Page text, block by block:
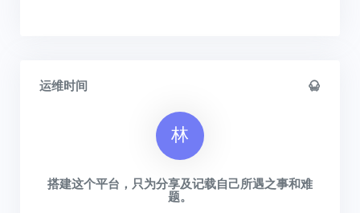
运维时间
林
搭建这个平台，只为分享及记载自己所遇之事和难
题。